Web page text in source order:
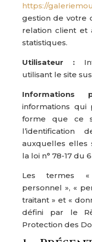
https://
gestion de votre
relation client et
statistiques.
Utilisateur :
utilisant le site
Informations
informations qui
forme que ce
l’identification
auxquelles elles
la loi n° 78-17 du
Les termes
personnel », «
traitant » et «
défini par le
Protection des